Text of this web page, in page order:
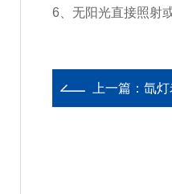
6、无阳光直接照射
上一篇： 氙